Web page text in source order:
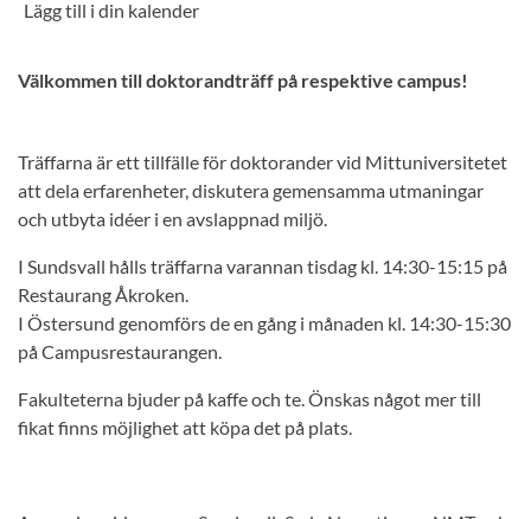
Välkommen till doktorandträff på respektive campus!
Träffarna är ett tillfälle för doktorander vid Mittuniversitetet
att dela erfarenheter, diskutera gemensamma utmaningar
och utbyta idéer i en avslappnad miljö.
I Sundsvall hålls träffarna varannan tisdag kl. 14:30-15:15 på
Restaurang Åkroken.
I Östersund genomförs de en gång i månaden kl. 14:30-15:30
på Campusrestaurangen.
Fakulteterna bjuder på kaffe och te. Önskas något mer till
fikat finns möjlighet att köpa det på plats.